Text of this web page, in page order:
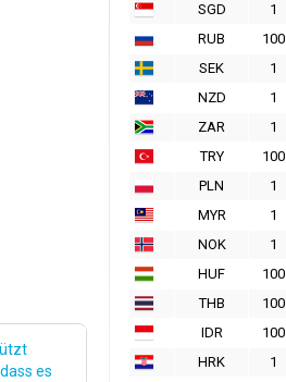
SGD
1
RUB
100
SEK
1
NZD
1
ZAR
1
TRY
100
PLN
1
MYR
1
NOK
1
HUF
100
THB
100
IDR
100
HRK
1
es